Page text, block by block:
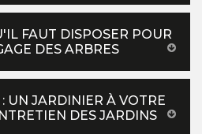
FAUT DISPOSER POUR
DES ARBRES
UN JARDINIER À VOTRE
DES JARDINS